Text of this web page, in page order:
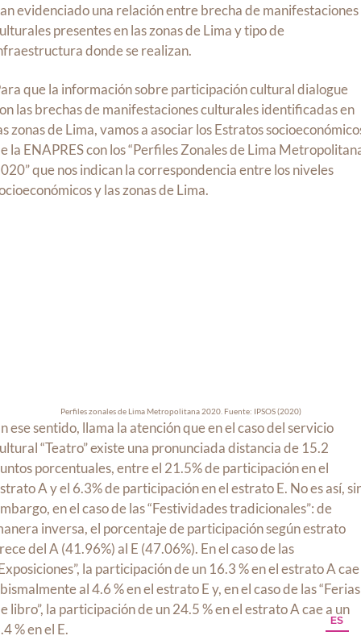
evidenciado una relación entre brecha de manifestaciones
presentes en las zonas de Lima y tipo de
donde se realizan.
que la información sobre participación cultural dialogue
las brechas de manifestaciones culturales identificadas en
zonas de Lima, vamos a asociar los Estratos
la ENAPRES con los “Perfiles Zonales de Lima
que nos indican la correspondencia entre los niveles
y las zonas de Lima.
Perfiles zonales de Lima Metropolitana 2020. Fuente: IPSOS (2020)
ese sentido, llama la atención que en el caso del servicio
“Teatro” existe una pronunciada distancia de 15.2
porcentuales, entre el 21.5% de participación en el
A y el 6.3% de participación en el estrato E. No es así,
en el caso de las “Festividades tradicionales”: de
inversa, el porcentaje de participación según estrato
del A (41.96%) al E (47.06%). En el caso de las
la participación de un 16.3 % en el estrato A cae
al 4.6 % en el estrato E y, en el caso de las “Ferias
libro”, la participación de un 24.5 % en el estrato A cae a un
% en el E.
ES